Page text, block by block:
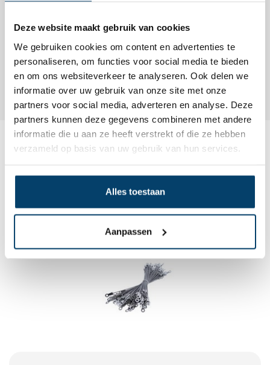
Deze website maakt gebruik van cookies
We gebruiken cookies om content en advertenties te
personaliseren, om functies voor social media te bieden
en om ons websiteverkeer te analyseren. Ook delen we
informatie over uw gebruik van onze site met onze
partners voor social media, adverteren en analyse. Deze
partners kunnen deze gegevens combineren met andere
informatie die u aan ze heeft verstrekt of die ze hebben
verzameld op basis van uw gebruik van hun services.
Alles toestaan
Aanpassen
Alleen de standaard is op voorraad, de rest moet worden
besteld. Dit kan vanaf 100 stuks worden verzorgd.
Beoordelingen
Dit wordt ‘m